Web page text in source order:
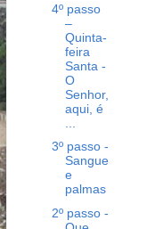
4º passo
–
Quinta-
feira
Santa -
O
Senhor,
aqui, é
3º passo -
Sangue
e
palmas
2º passo -